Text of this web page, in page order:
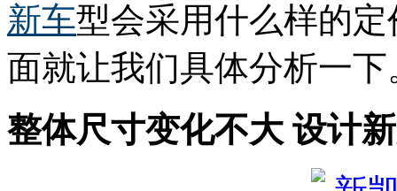
新车型会采用什么样的
面就让我们具体分析一下
整体尺寸变化不大 设计